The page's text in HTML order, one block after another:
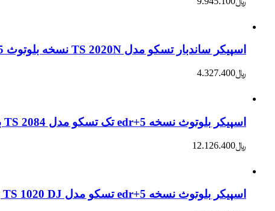
اسپیکر ساندبار تسکو مدل TS 2020N نسخه بلوتوث 5
﷼4.327.400
اسپیکر بلوتوث نسخه 5+edr تک تسکو مدل TS 2084 با میکروفون توان اسمی 18000W
﷼12.126.400
اسپیکر بلوتوث نسخه 5+edr تسکو مدل TS 1020 DJ با میکروفون